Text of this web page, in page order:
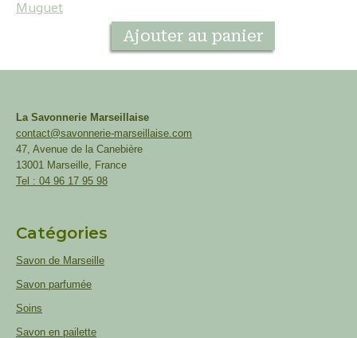
Ajouter au panier
La Savonnerie Marseillaise
contact@savonnerie-marseillaise.com
47, Avenue de la Canebière
13001 Marseille, France
Tel : 04 96 17 95 98
Catégories
Savon de Marseille
Savon parfumée
Soins
Savon en pailette